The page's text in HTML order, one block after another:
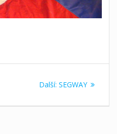
Další: Další
SEGWAY